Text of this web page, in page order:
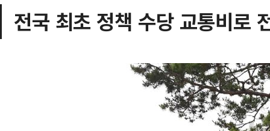
전국 최초 정책 수당 교통비로